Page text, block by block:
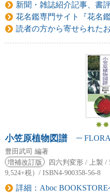
新聞・雑誌紹介記事、書
花名鑑専門サイト『花名鑑
読者の方から寄せられた
小笠原植物図譜
豊田武司 編著
増補改訂版
四六判変形 / 上製 /
9,524+税）/ ISBN4-900358-56-8
詳細：Aboc BOOKSTORE